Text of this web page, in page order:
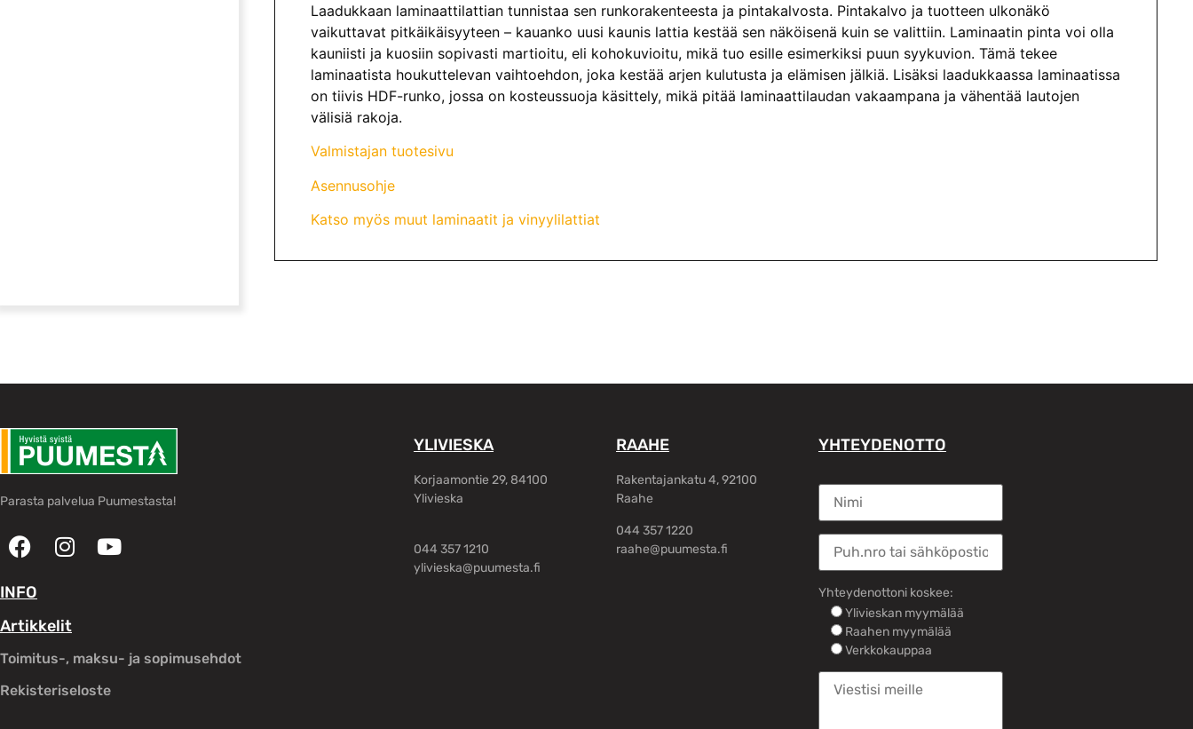
Laadukkaan laminaattilattian tunnistaa sen runkorakenteesta ja pintakalvosta. Pintakalvo ja tuotteen ulkonäkö
vaikuttavat pitkäikäisyyteen – kauanko uusi kaunis lattia kestää sen näköisenä kuin se valittiin. Laminaatin pinta voi olla
kauniisti ja kuosiin sopivasti martioitu, eli kohokuvioitu, mikä tuo esille esimerkiksi puun syykuvion. Tämä tekee
laminaatista houkuttelevan vaihtoehdon, joka kestää arjen kulutusta ja elämisen jälkiä. Lisäksi laadukkaassa laminaatissa
on tiivis HDF-runko, jossa on kosteussuoja käsittely, mikä pitää laminaattilaudan vakaampana ja vähentää lautojen
välisiä rakoja.
Valmistajan tuotesivu
Asennusohje
Katso myös muut laminaatit ja vinyylilattiat
Parasta palvelua Puumestasta!
INFO
Artikkelit
Toimitus-, maksu- ja sopimusehdot
Rekisteriseloste
YLIVIESKA
Korjaamontie 29, 84100
Ylivieska
044 357 1210
ylivieska@puumesta.fi
RAAHE
Rakentajankatu 4, 92100
Raahe
044 357 1220
raahe@puumesta.fi
YHTEYDENOTTO
Yhteydenottoni koskee:
Ylivieskan myymälää
Raahen myymälää
Verkkokauppaa